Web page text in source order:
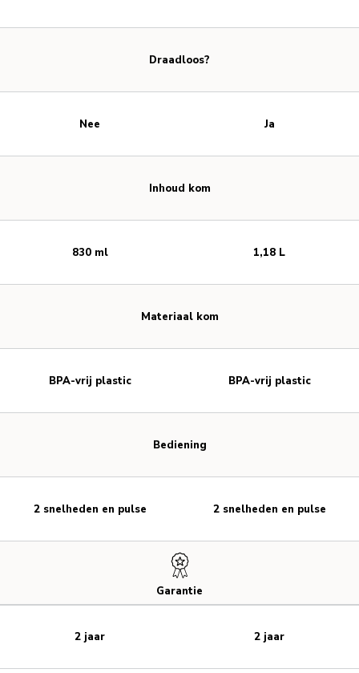
Draadloos?
Inhoud kom
Materiaal kom
Bediening
Garantie
Nee
830 ml
BPA-vrij plastic
2 snelheden en pulse
2 jaar
Ja
1,18 L
BPA-vrij plastic
2 snelheden en pulse
2 jaar